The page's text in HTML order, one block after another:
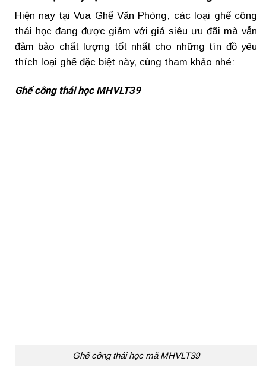
Hiện nay tại Vua Ghế Văn Phòng, các loại ghế công
thái học đang được giảm với giá siêu ưu đãi mà vẫn
đảm bảo chất lượng tốt nhất cho những tín đồ yêu
thích loại ghế đặc biệt này, cùng tham khảo nhé:
Ghế công thái học MHVLT39
Ghế công thái học mã MHVLT39